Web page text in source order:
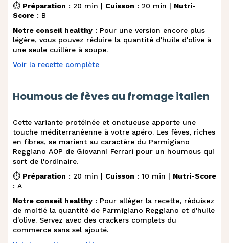
⏱️ Préparation : 20 min | Cuisson : 20 min | Nutri-
Score : B
Notre conseil healthy : Pour une version encore plus
légère, vous pouvez réduire la quantité d'huile d'olive à
une seule cuillère à soupe.
Voir la recette complète
Houmous de fèves au fromage italien
Cette variante protéinée et onctueuse apporte une
touche méditerranéenne à votre apéro. Les fèves, riches
en fibres, se marient au caractère du Parmigiano
Reggiano AOP de Giovanni Ferrari pour un houmous qui
sort de l'ordinaire.
⏱️ Préparation : 20 min | Cuisson : 10 min | Nutri-Score
: A
Notre conseil healthy : Pour alléger la recette, réduisez
de moitié la quantité de Parmigiano Reggiano et d'huile
d'olive. Servez avec des crackers complets du
commerce sans sel ajouté.